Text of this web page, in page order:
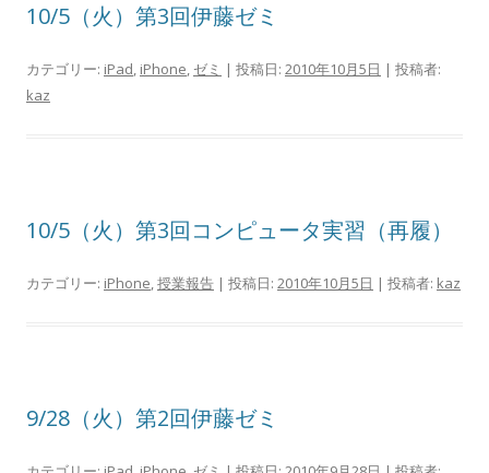
10/5（火）第3回伊藤ゼミ
カテゴリー: iPad, iPhone, ゼミ | 投稿日: 2010年10月5日 | 投稿者:
kaz
10/5（火）第3回コンピュータ実習（再履）
カテゴリー: iPhone,授業報告 | 投稿日: 2010年10月5日 | 投稿者: kaz
9/28（火）第2回伊藤ゼミ